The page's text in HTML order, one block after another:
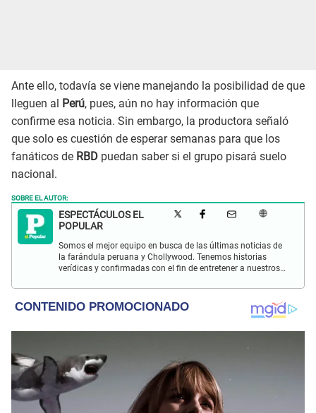
Ante ello, todavía se viene manejando la posibilidad de que
lleguen al Perú, pues, aún no hay información que
confirme esa noticia. Sin embargo, la productora señaló
que solo es cuestión de esperar semanas para que los
fanáticos de RBD puedan saber si el grupo pisará suelo
nacional.
SOBRE EL AUTOR:
ESPECTÁCULOS EL
POPULAR
Somos el mejor equipo en busca de las últimas noticias de
la farándula peruana y Chollywood. Tenemos historias
verídicas y confirmadas con el fin de entretener a nuestros